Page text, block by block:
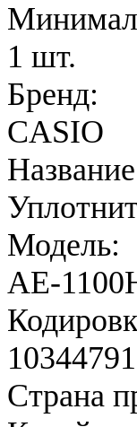
1 шт.
Бренд:
CASIO
Модель:
AE-
10344791
Страна